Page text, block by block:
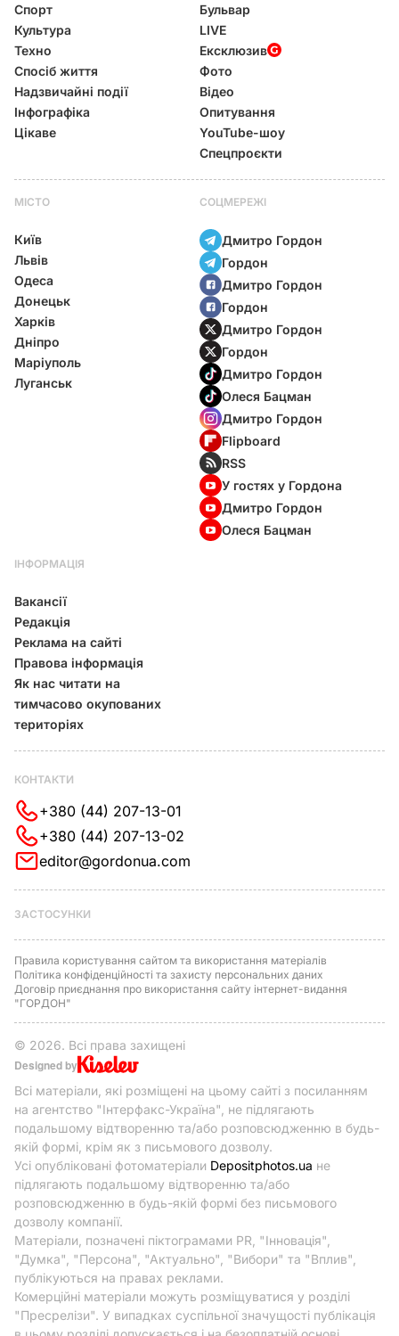
Спорт
Культура
Техно
Спосіб життя
Надзвичайні події
Інфографіка
Цікаве
Бульвар
LIVE
Ексклюзив
Фото
Відео
Опитування
YouTube-шоу
Спецпроєкти
МІСТО
Київ
Львів
Одеса
Донецьк
Харків
Дніпро
Маріуполь
Луганськ
СОЦМЕРЕЖІ
Дмитро Гордон
Гордон
Дмитро Гордон
Гордон
Дмитро Гордон
Гордон
Дмитро Гордон
Олеся Бацман
Дмитро Гордон
Flipboard
RSS
У гостях у Гордона
Дмитро Гордон
Олеся Бацман
ІНФОРМАЦІЯ
Вакансії
Редакція
Реклама на сайті
Правова інформація
Як нас читати на
тимчасово окупованих
територіях
КОНТАКТИ
+380 (44) 207-13-01
+380 (44) 207-13-02
editor@gordonua.com
ЗАСТОСУНКИ
Правила користування сайтом та використання матеріалів
Політика конфіденційності та захисту персональних даних
Договір приєднання про використання сайту інтернет-видання
"ГОРДОН"
© 2026. Всі права захищені
Designed by
Всі матеріали, які розміщені на цьому сайті з посиланням
на агентство "Інтерфакс-Україна", не підлягають
подальшому відтворенню та/або розповсюдженню в будь-
якій формі, крім як з письмового дозволу.
Усі опубліковані фотоматеріали Depositphotos.ua не
підлягають подальшому відтворенню та/або
розповсюдженню в будь-якій формі без письмового
дозволу компанії.
Матеріали, позначені піктограмами PR, "Інновація",
"Думка", "Персона", "Актуально", "Вибори" та "Вплив",
публікуються на правах реклами.
Комерційні матеріали можуть розміщуватися у розділі
"Пресрелізи". У випадках суспільної значущості публікація